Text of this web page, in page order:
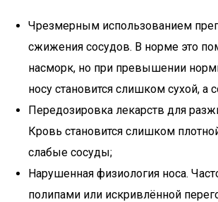
Чрезмерным использованием
сжижения сосудов. В норме это
насморк, но при превышении
носу становится слишком сухой, а
Передозировка лекарств для
Кровь становится слишком
слабые сосуды;
Нарушенная физиология носа.
полипами или искривлённой